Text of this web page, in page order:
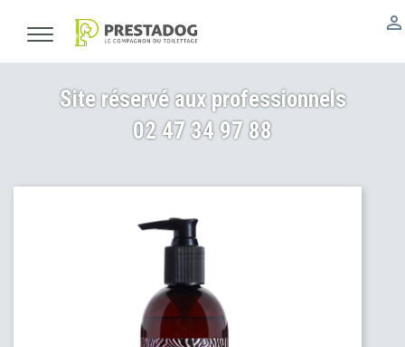

Site réservé aux professionnels
02 47 34 97 88